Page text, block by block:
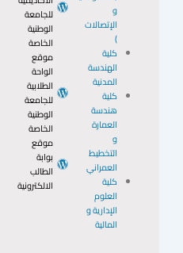
و
الإتصالات
)
كلية
الهندسة
المدنية
كلية
هندسة
العمارة
و
التخطيط
العمراني
كلية
العلوم
الإدارية و
المالية
للجامعة
الوطنية
الخاصة
موقع
الواحة
الطلابية
للجامعة
الوطنية
الخاصة
موقع
بوابة
الطالب
الالكترونية